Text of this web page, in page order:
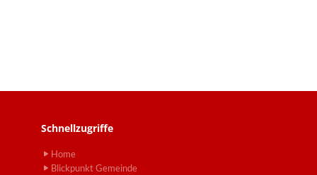
Schnellzugriffe
Home
Blickpunkt Gemeinde